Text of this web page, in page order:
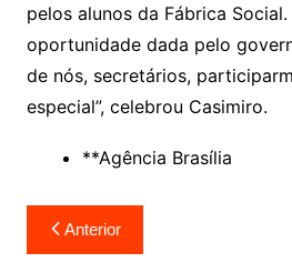
pelos alunos da Fábrica Social.
oportunidade dada pelo
de nós, secretários,
especial”, celebrou Casimiro.
**Agência Brasília
Navegação
de
Anterior